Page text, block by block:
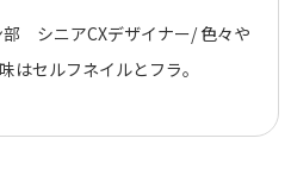
部 シニアCXデザイナー/ 色々や
はセルフネイルとフラ。